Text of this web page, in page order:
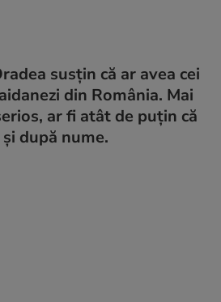
susțin că ar avea cei
din România. Mai
ar fi atât de puțin că
după nume.